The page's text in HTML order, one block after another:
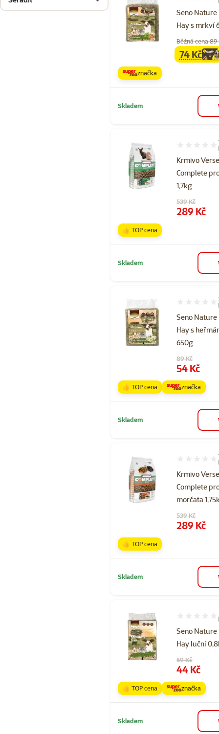
Seno Nature
Hay s mrkví
Běžná cena 89
family
74 Kč
značka
Skladem
Krmivo
Complete
1,7kg
Hodnocení
Původní cena
539 Kč
Cena
289 Kč
👍 TOP cena
Skladem
Seno Nature
Hay s
650g
Hodnocení
Původní cena
89 Kč
Cena
54 Kč
👍 TOP cena značka
Skladem
Krmivo
Complete
morčata
Hodnocení
Původní cena
539 Kč
Cena
289 Kč
👍 TOP cena
Skladem
Seno Nature
Hay luční
Hodnocení
Původní cena
59 Kč
Cena
44 Kč
👍 TOP cena značka
Skladem